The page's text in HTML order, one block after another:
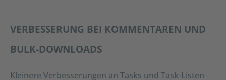
VERBESSERUNG BEI KOMMENTAREN UND
BULK-DOWNLOADS
Kleinere Verbesserungen an Tasks und Task-Listen